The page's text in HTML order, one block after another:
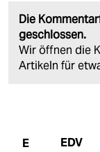
Die
geschlossen.
Wir öffnen die
Artikeln für
E EDV